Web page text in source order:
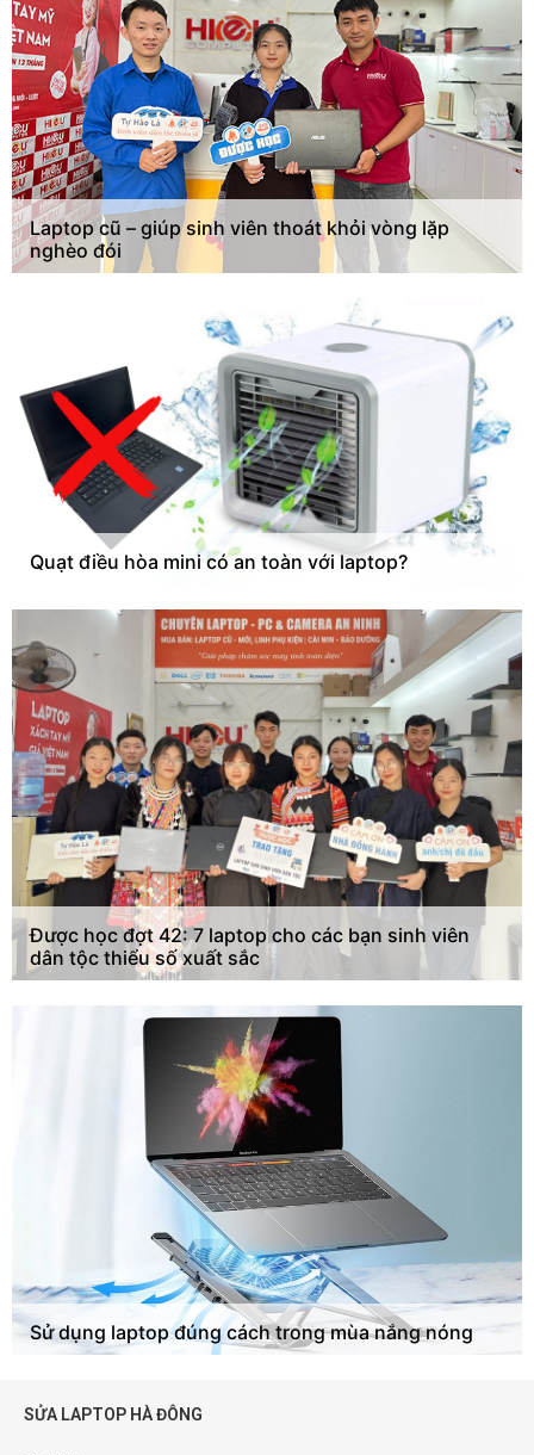
Laptop cũ – giúp sinh viên thoát khỏi vòng lặp
nghèo đói
Quạt điều hòa mini có an toàn với laptop?
Được học đợt 42: 7 laptop cho các bạn sinh viên
dân tộc thiểu số xuất sắc
Sử dụng laptop đúng cách trong mùa nắng nóng
SỬA LAPTOP HÀ ĐÔNG